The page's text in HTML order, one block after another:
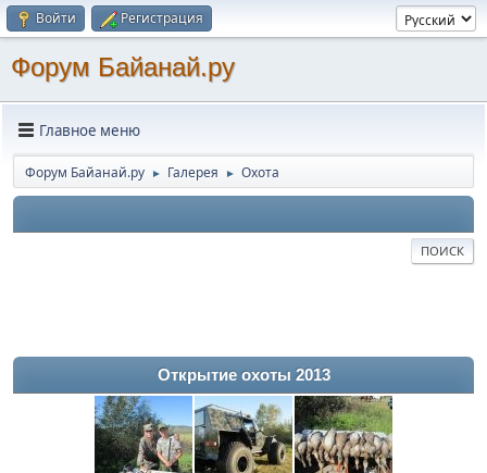
Войти Регистрация
Форум Байанай.ру
Главное меню
Форум Байанай.ру ► Галерея ► Охота
ПОИСК
Открытие охоты 2013